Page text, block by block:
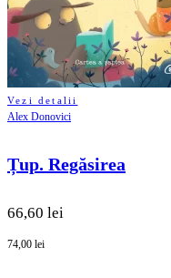
Vezi detalii
Alex Donovici
Țup. Regăsirea
66,60 lei
74,00 lei